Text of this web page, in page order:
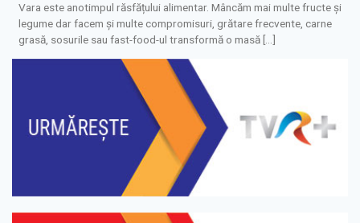
Vara este anotimpul răsfățului alimentar. Mâncăm mai multe fructe și
legume dar facem și multe compromisuri, grătare frecvente, carne
grasă, sosurile sau fast-food-ul transformă o masă […]